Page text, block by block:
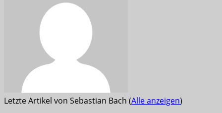
Letzte Artikel von Sebastian Bach (Alle anzeigen)